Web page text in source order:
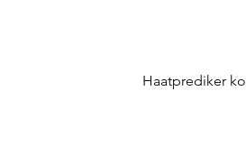
Haatprediker